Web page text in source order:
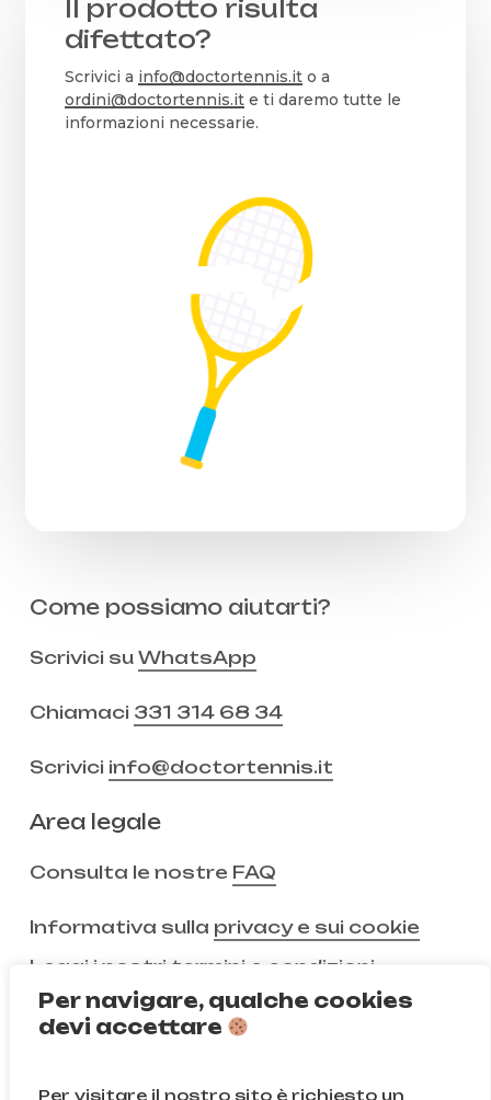
Per navigare, qualche cookies
devi accettare
Per visitare il nostro sito è richiesto un
Il prodotto risulta
difettato?
Scrivici a info@doctortennis.ito a
ordini@doctortennis.ite ti daremo tutte le
informazioni necessarie.
Come possiamo aiutarti?
Scrivici suWhatsApp
Chiamaci 331 314 68 34
Scrivici info@doctortennis.it
Area legale
Consulta le nostre FAQ
Informativa sulla privacy e sui cookie
Leggi i nostri termini e condizioni